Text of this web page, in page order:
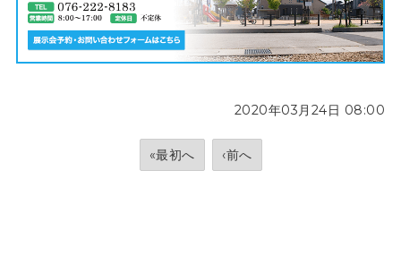
2020年03月24日 08:00
«最初へ ‹前へ